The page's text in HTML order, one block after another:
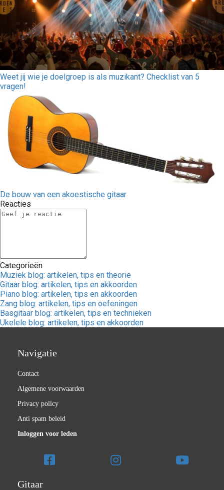
Weet jij wie je doelgroep is als muzikant? Checklist van 5
vragen!
De bouw van een akoestische gitaar
Reacties
Categorieën
Muziek blog: artikelen, tips en theorie
Gitaar blog: artikelen, tips en akkoorden
Piano blog: artikelen, tips en akkoorden
Zang blog: artikelen, tips en oefeningen
Basgitaar blog: artikelen, tips en technieken
Ukelele blog: artikelen, tips en akkoorden
Navigatie
Contact
Algemene voorwaarden
Privacy policy
Anti spam beleid
Inloggen voor leden
Gitaar